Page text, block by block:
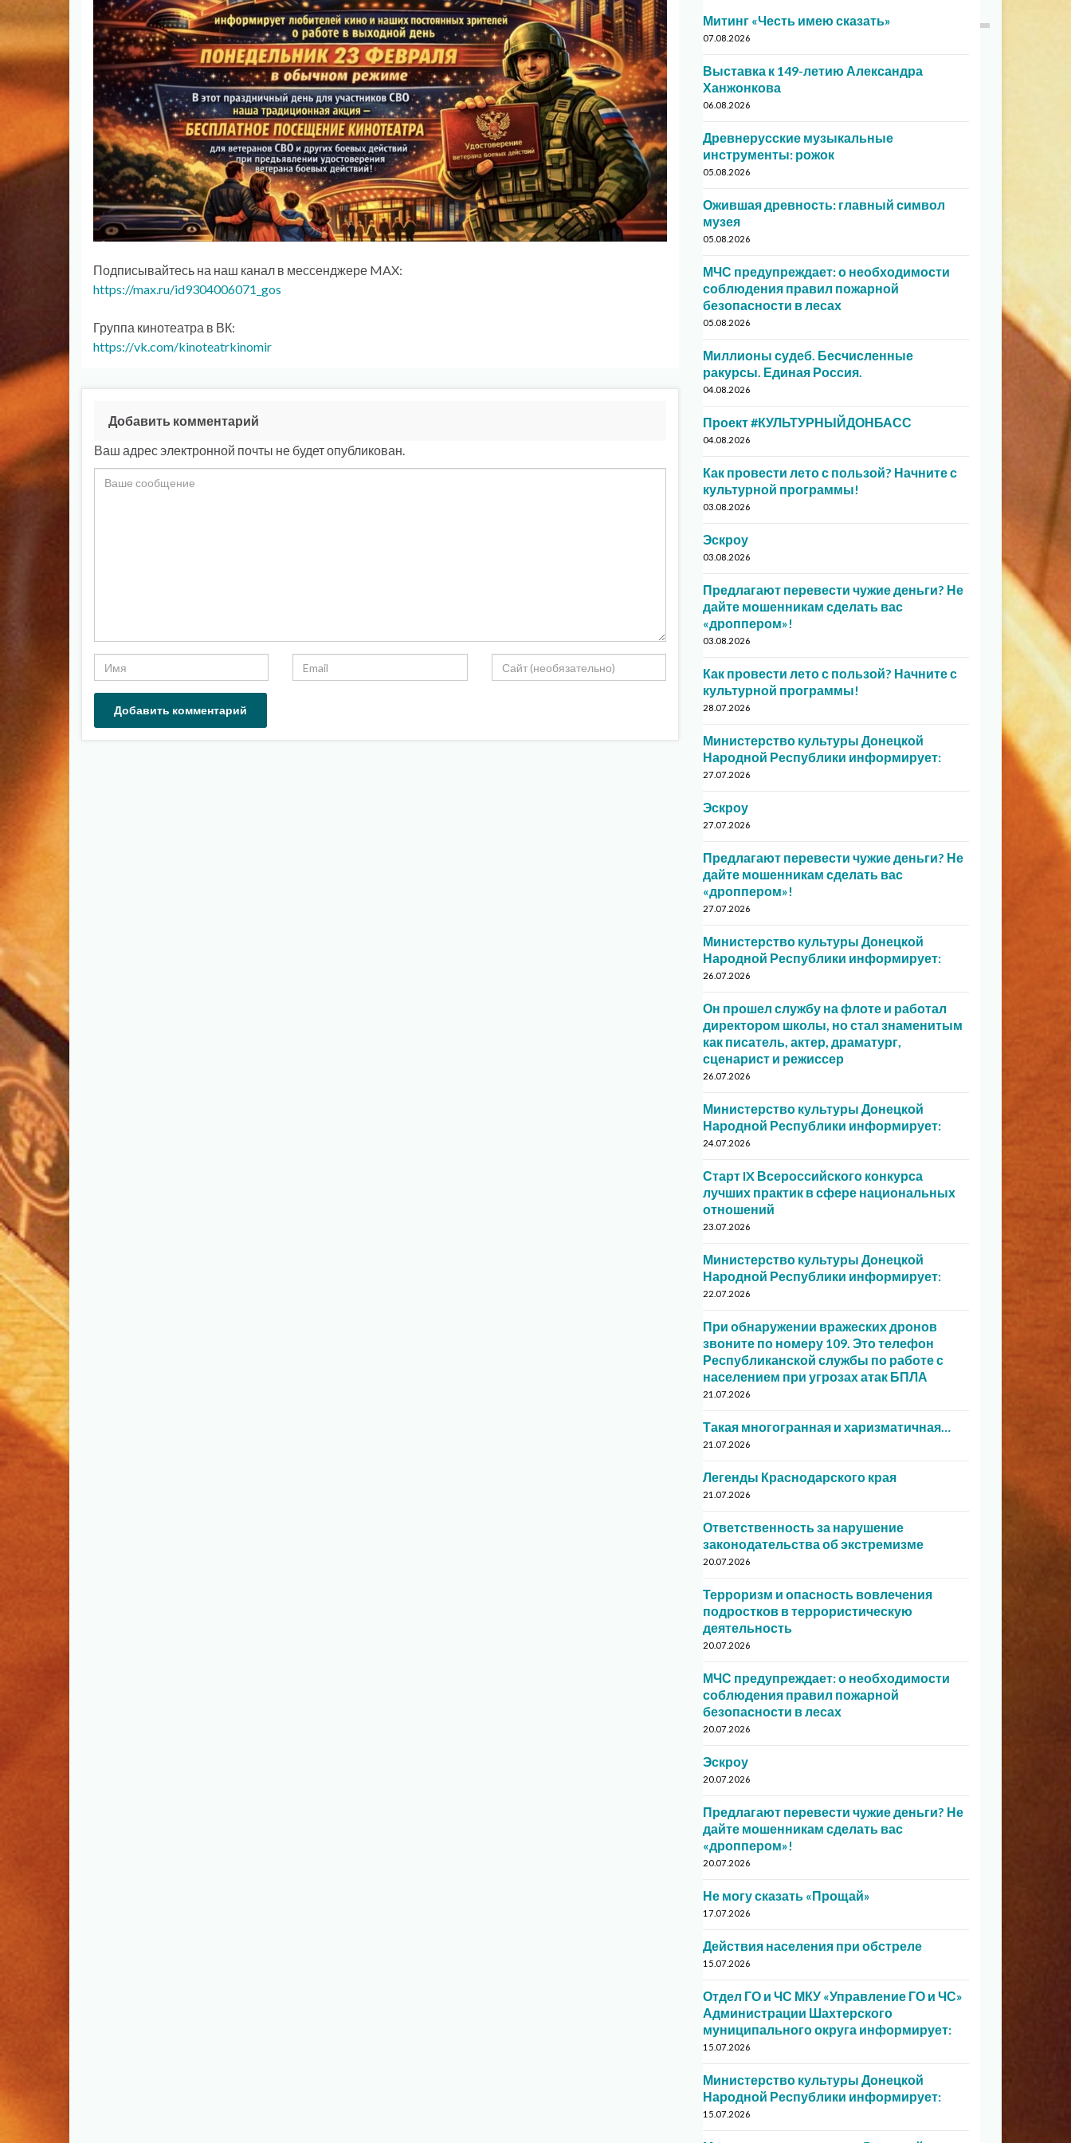
Подписывайтесь на наш канал в мессенджере MAX:
https://max.ru/id9304006071_gos
Группа кинотеатра в ВК:
https://vk.com/kinoteatrkinomir
Добавить комментарий
Ваш адрес электронной почты не будет опубликован.
Митинг «Честь имею сказать»
07.08.2026
Выставка к 149-летию Александра
Ханжонкова
06.08.2026
Древнерусские музыкальные
инструменты: рожок
05.08.2026
Ожившая древность: главный символ
музея
05.08.2026
МЧС предупреждает: о необходимости
соблюдения правил пожарной
безопасности в лесах
05.08.2026
Миллионы судеб. Бесчисленные
ракурсы. Единая Россия.
04.08.2026
Проект #КУЛЬТУРНЫЙДОНБАСС
04.08.2026
Как провести лето с пользой? Начните с
культурной программы!
03.08.2026
Эскроу
03.08.2026
Предлагают перевести чужие деньги? Не
дайте мошенникам сделать вас
«дроппером»!
03.08.2026
Как провести лето с пользой? Начните с
культурной программы!
28.07.2026
Министерство культуры Донецкой
Народной Республики информирует:
27.07.2026
Эскроу
27.07.2026
Предлагают перевести чужие деньги? Не
дайте мошенникам сделать вас
«дроппером»!
27.07.2026
Министерство культуры Донецкой
Народной Республики информирует:
26.07.2026
Он прошел службу на флоте и работал
директором школы, но стал знаменитым
как писатель, актер, драматург,
сценарист и режиссер
26.07.2026
Министерство культуры Донецкой
Народной Республики информирует:
24.07.2026
Старт IX Всероссийского конкурса
лучших практик в сфере национальных
отношений
23.07.2026
Министерство культуры Донецкой
Народной Республики информирует:
22.07.2026
При обнаружении вражеских дронов
звоните по номеру 109. Это телефон
Республиканской службы по работе с
населением при угрозах атак БПЛА
21.07.2026
Такая многогранная и харизматичная…
21.07.2026
Легенды Краснодарского края
21.07.2026
Ответственность за нарушение
законодательства об экстремизме
20.07.2026
Терроризм и опасность вовлечения
подростков в террористическую
деятельность
20.07.2026
МЧС предупреждает: о необходимости
соблюдения правил пожарной
безопасности в лесах
20.07.2026
Эскроу
20.07.2026
Предлагают перевести чужие деньги? Не
дайте мошенникам сделать вас
«дроппером»!
20.07.2026
Не могу сказать «Прощай»
17.07.2026
Действия населения при обстреле
15.07.2026
Отдел ГО и ЧС МКУ «Управление ГО и ЧС»
Администрации Шахтерского
муниципального округа информирует:
15.07.2026
Министерство культуры Донецкой
Народной Республики информирует:
15.07.2026